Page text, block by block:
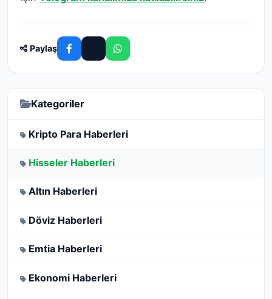
Paylaş
Kategoriler
Kripto Para Haberleri
Hisseler Haberleri
Altın Haberleri
Döviz Haberleri
Emtia Haberleri
Ekonomi Haberleri